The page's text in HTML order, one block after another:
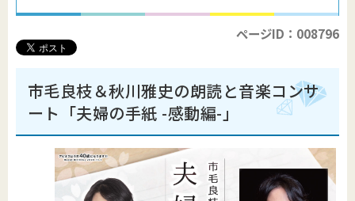
ページID：008796
市毛良枝＆秋川雅史の朗読と音楽コンサ
ート「夫婦の手紙 -感動編-」